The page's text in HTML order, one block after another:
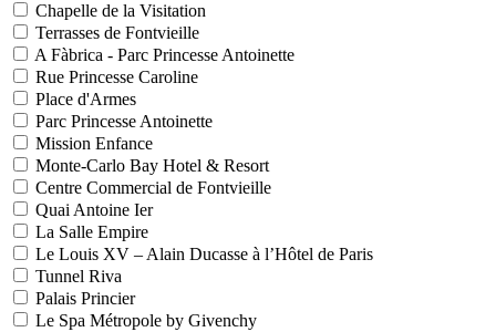
Chapelle de la Visitation
Terrasses de Fontvieille
A Fàbrica - Parc Princesse Antoinette
Rue Princesse Caroline
Place d'Armes
Parc Princesse Antoinette
Mission Enfance
Monte-Carlo Bay Hotel & Resort
Centre Commercial de Fontvieille
Quai Antoine Ier
La Salle Empire
Le Louis XV – Alain Ducasse à l’Hôtel de Paris
Tunnel Riva
Palais Princier
Le Spa Métropole by Givenchy